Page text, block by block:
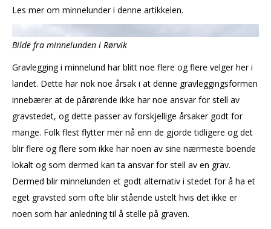
Les mer om minnelunder i denne artikkelen.
Bilde fra minnelunden i Rørvik
Gravlegging i minnelund har blitt noe flere og flere velger her i
landet. Dette har nok noe årsak i at denne gravleggingsformen
innebærer at de pårørende ikke har noe ansvar for stell av
gravstedet, og dette passer av forskjellige årsaker godt for
mange. Folk flest flytter mer nå enn de gjorde tidligere og det
blir flere og flere som ikke har noen av sine nærmeste boende
lokalt og som dermed kan ta ansvar for stell av en grav.
Dermed blir minnelunden et godt alternativ i stedet for å ha et
eget gravsted som ofte blir stående ustelt hvis det ikke er
noen som har anledning til å stelle på graven.